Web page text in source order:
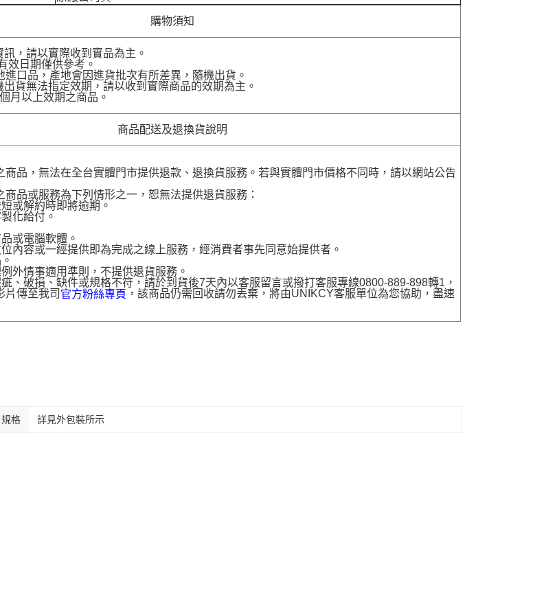
購物須知
，請以實際收到實品為主。
效日期僅供參考。
口品，產地會因進貨批次有所差異，隨機出貨。
貨無法指定效期，請以收到實際商品的效期為主。
月以上效期之商品。
商品配送及退換貨說明
商品，無法在全台實體門市提供退款、退換貨服務。若與實體門市價格不同時，請以網站公告
商品或服務為下列情形之一，恕無法提供退貨服務：
或解約時即將逾期。
化給付。
或電腦軟體。
內容或一經提供即為完成之線上服務，經消費者事先同意始提供者。
外情事適用準則，不提供退貨服務。
、破損、缺件或規格不符，請於到貨後7天內以客服留言或撥打客服專線0800-889-898轉1，
片傳至我司 官方粉絲專頁 ，該商品仍需回收請勿丟棄，將由UNIKCY客服單位為您協助，盡速
規格 詳見外包裝所示